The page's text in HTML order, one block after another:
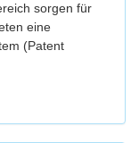
sorgen für
eine
(Patent